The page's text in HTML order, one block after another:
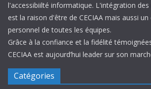
l'accessibiilté informatique. L'intégration des
est la raison d'être de CECIAA mais aussi
personnel de toutes les équipes.
Grâce à la confiance et la fidélité
CECIAA est aujourd’hui leader sur son
Catégories